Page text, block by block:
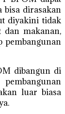
bisa dirasakan
diyakini tidak
dan makanan,
pembangunan
dibangun di
luar biasa